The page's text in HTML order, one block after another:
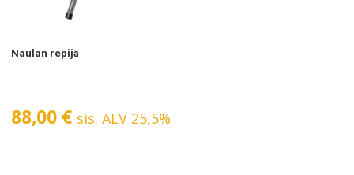
Naulan repijä
88,00 € sis. ALV 25,5%